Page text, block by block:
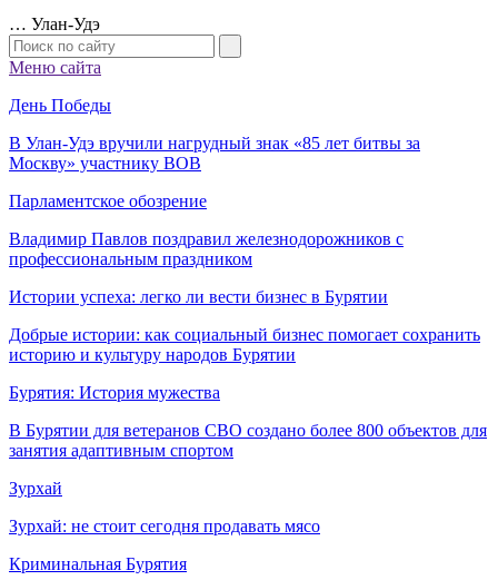
… Улан-Удэ
Меню сайта
День Победы
В Улан-Удэ вручили нагрудный знак «85 лет битвы за
Москву» участнику ВОВ
Парламентское обозрение
Владимир Павлов поздравил железнодорожников с
профессиональным праздником
Истории успеха: легко ли вести бизнес в Бурятии
Добрые истории: как социальный бизнес помогает сохранить
историю и культуру народов Бурятии
Бурятия: История мужества
В Бурятии для ветеранов СВО создано более 800 объектов для
занятия адаптивным спортом
Зурхай
Зурхай: не стоит сегодня продавать мясо
Криминальная Бурятия